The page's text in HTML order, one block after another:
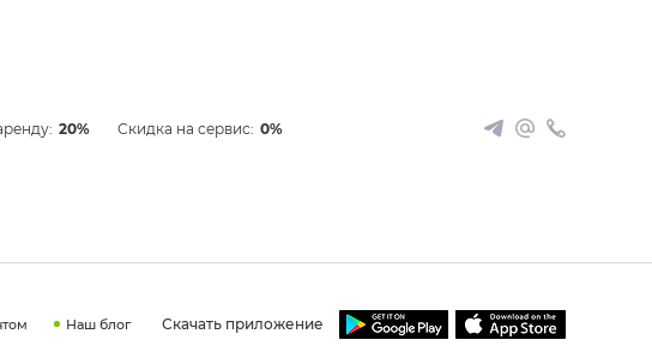
20% Скидка на сервис: 0%
Наш блог Скачать приложение